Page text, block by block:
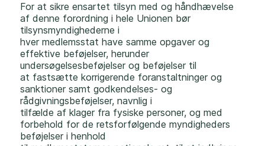
For at sikre ensartet tilsyn med og håndhævelse
af denne forordning i hele Unionen bør
tilsynsmyndighederne i
hver medlemsstat have samme opgaver og
effektive beføjelser, herunder
undersøgelsesbeføjelser og beføjelser til
at fastsætte korrigerende foranstaltninger og
sanktioner samt godkendelses- og
rådgivningsbeføjelser, navnlig i
tilfælde af klager fra fysiske personer, og med
forbehold for de retsforfølgende myndigheders
beføjelser i henhold